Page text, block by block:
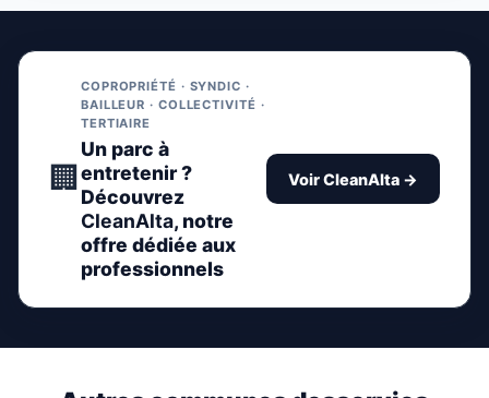
🏢
COPROPRIÉTÉ · SYNDIC ·
BAILLEUR · COLLECTIVITÉ ·
TERTIAIRE
Un parc à
entretenir ?
Découvrez
CleanAlta, notre
offre dédiée aux
professionnels
Voir CleanAlta →